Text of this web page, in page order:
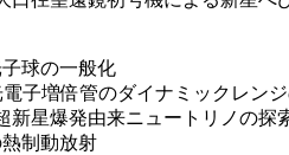
球の一般化
子増倍管のダイナミックレン
星爆発由来ニュートリノの探
制動放射